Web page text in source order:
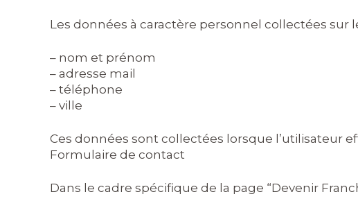
Les données à caractère personnel collectées sur
– nom et prénom
– adresse mail
– téléphone
– ville
Ces données sont collectées lorsque l’utilisateur
Formulaire de contact
Dans le cadre spécifique de la page “Devenir